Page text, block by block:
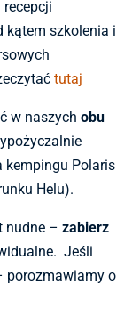
kątem szkolenia i
tutaj
w naszych obu
kempingu Polaris
Helu).
nudne – zabierz
Jeśli
porozmawiamy o